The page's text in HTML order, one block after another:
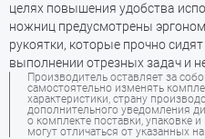
целях повышения удобства
ножниц предусмотрены
рукоятки, которые прочно
выполнении отрезных задач и
Производитель оставляет за
самостоятельно изменять
характеристики, страну
дополнительного уведомления
о комплекте поставки, упаковке
могут отличаться от указанных на